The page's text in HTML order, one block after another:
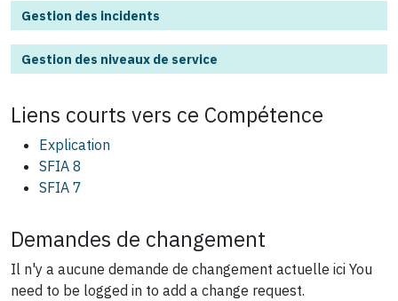
Gestion des incidents
Gestion des niveaux de service
Liens courts vers ce Compétence
Explication
SFIA 8
SFIA 7
Demandes de changement
Il n'y a aucune demande de changement actuelle ici You
need to be logged in to add a change request.